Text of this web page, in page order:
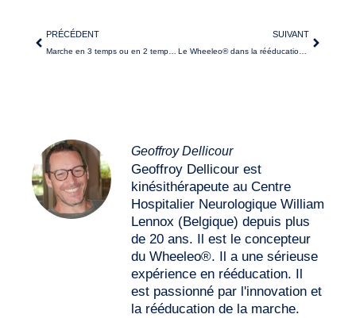
PRÉCÉDENT
Marche en 3 temps ou en 2 temps ?
SUIVANT
Le Wheeleo® dans la rééducation de la marche du syndrome de Guillain-Barré
Geoffroy Dellicour
Geoffroy Dellicour est
kinésithérapeute au Centre
Hospitalier Neurologique William
Lennox (Belgique) depuis plus
de 20 ans. Il est le concepteur
du Wheeleo®. Il a une sérieuse
expérience en rééducation. Il
est passionné par l'innovation et
la rééducation de la marche.